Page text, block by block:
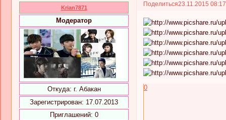
Поделиться23.11.2015
Krian7871
Модератор
Откуда: г. Абакан
Зарегистрирован: 17.07.2013
Приглашений: 0
0